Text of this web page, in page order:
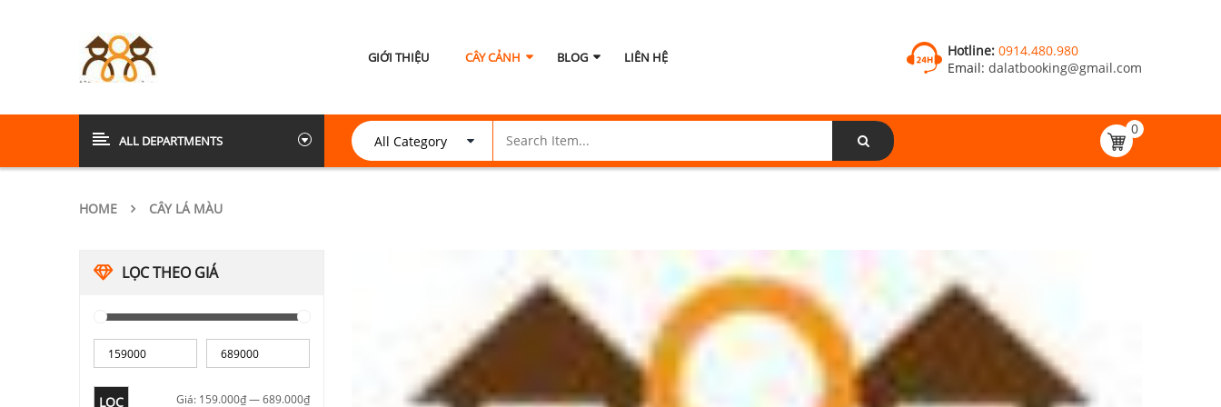
GIỚI THIỆU CÂY CẢNH BLOG LIÊN HỆ Hotline: 0914.480.980
Email: dalatbooking@gmail.com
ALL DEPARTMENTS
0
HOME CÂY LÁ MÀU
LỌC THEO GIÁ
LỌC Giá: 159.000₫—689.000₫